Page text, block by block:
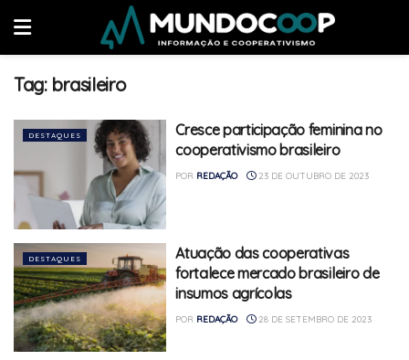
Tag: brasileiro
DESTAQUES
Cresce participação feminina no
cooperativismo brasileiro
POR REDAÇÃO 23 DE OUTUBRO DE 2023
DESTAQUES
Atuação das cooperativas
fortalece mercado brasileiro de
insumos agrícolas
POR REDAÇÃO 28 DE SETEMBRO DE 2023